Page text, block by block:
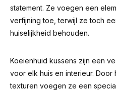
statement. Ze voegen een
verfijning toe, terwijl ze toch
huiselijkheid behouden.
Koeienhuid kussens zijn een
voor elk huis en interieur. Door
texturen voegen ze een